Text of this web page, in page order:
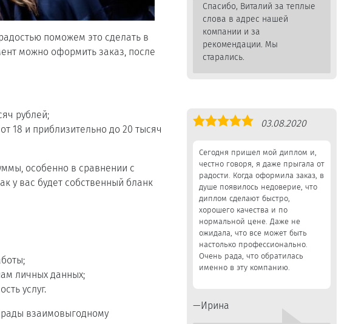
поможем это сделать в
можно оформить заказ, после
рублей;
18 и приблизительно до 20 тысяч
особенно в сравнении с
у вас будет собственный бланк
личных данных;
услуг.
взаимовыгодному
Спасибо, Виталий за теплые
слова в адрес нашей
компании и за
рекомендации. Мы
старались.
Оценка
03.08.2020
Сегодня пришел мой диплом и,
честно говоря, я даже прыгала от
радости. Когда оформила заказ, в
душе появилось недоверие, что
диплом сделают быстро,
хорошего качества и по
нормальной цене. Даже не
ожидала, что все может быть
настолько профессионально.
Очень рада, что обратилась
именно в эту компанию.
Ирина